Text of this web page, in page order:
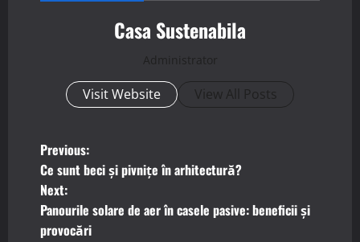
Casa Sustenabila
Administrator
Visit Website View All Posts
P
o
s
Previous:
Ce sunt beci și pivnițe în arhitectură?
Next:
Panourile solare de aer în casele pasive: beneficii și
provocări